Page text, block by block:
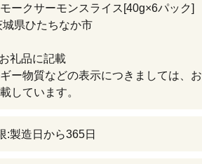
モークサーモンスライス[40g×6パック]
城県ひたちなか市
礼品に記載
ー物質などの表示につきましては、お
しています。
:製造日から365日